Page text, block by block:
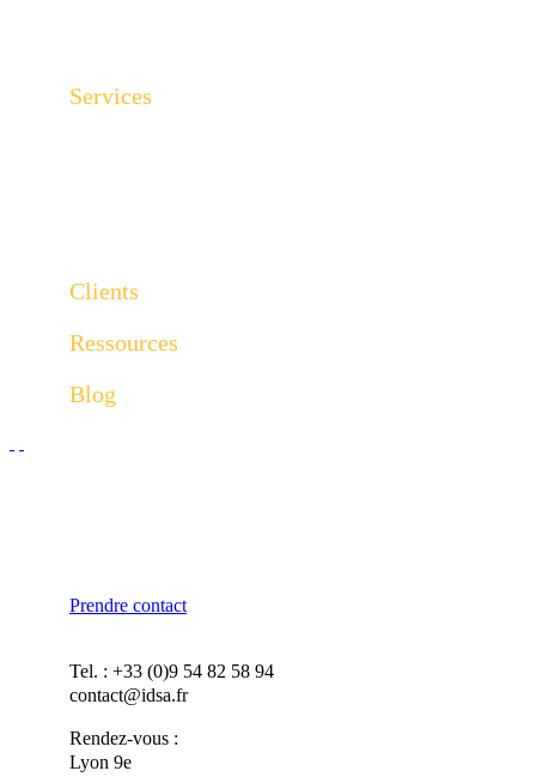
Services
Clients
Ressources
Blog
Prendre contact
Tel. : +33 (0)9 54 82 58 94
contact@idsa.fr
Rendez-vous :
Lyon 9e